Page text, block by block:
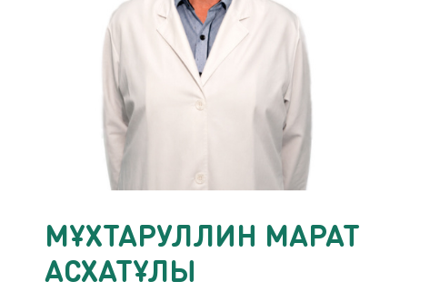
МҰХТАРУЛЛИН МАРАТ
АСХАТҰЛЫ